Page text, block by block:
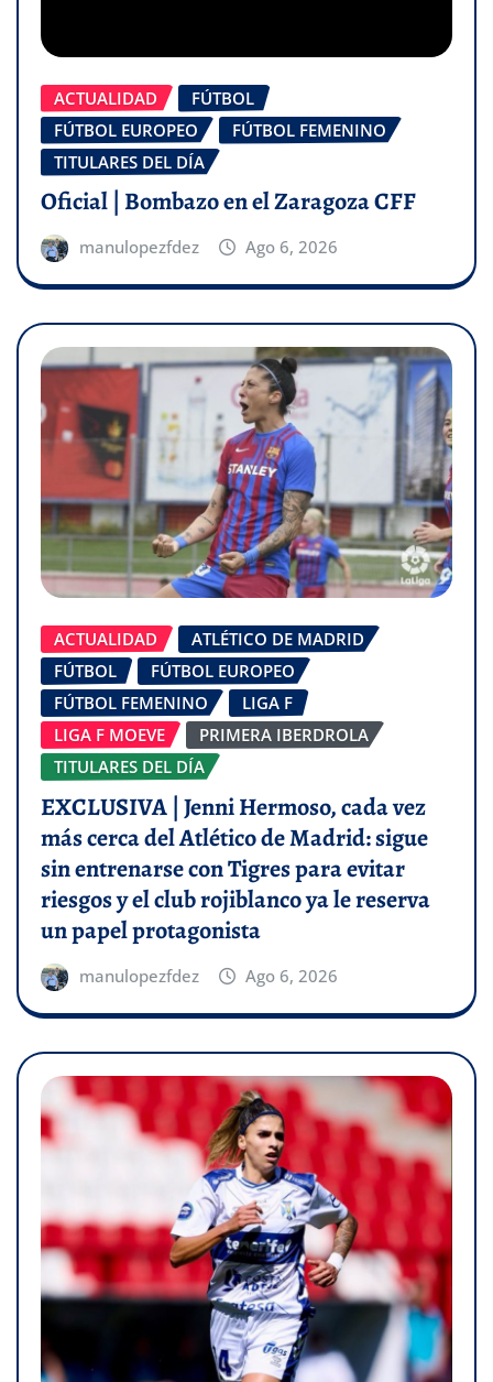
ACTUALIDAD
FÚTBOL
FÚTBOL EUROPEO
FÚTBOL FEMENINO
TITULARES DEL DÍA
Oficial | Bombazo en el Zaragoza CFF
manulopezfdez Ago 6, 2026
ACTUALIDAD
ATLÉTICO DE MADRID
FÚTBOL
FÚTBOL EUROPEO
FÚTBOL FEMENINO
LIGA F
LIGA F MOEVE
PRIMERA IBERDROLA
TITULARES DEL DÍA
EXCLUSIVA | Jenni Hermoso, cada vez
más cerca del Atlético de Madrid: sigue
sin entrenarse con Tigres para evitar
riesgos y el club rojiblanco ya le reserva
un papel protagonista
manulopezfdez Ago 6, 2026